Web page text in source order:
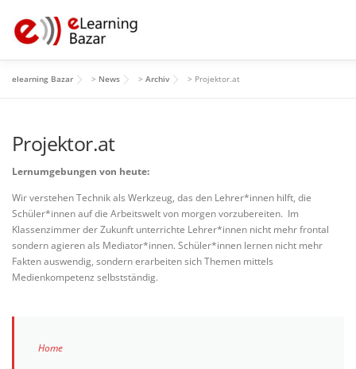
Inhalt
springen
elearning Bazar > News > Archiv > Projektor.at
Projektor.at
Lernumgebungen von heute:
Wir verstehen Technik als Werkzeug, das den Lehrer*innen hilft, die
Schüler*innen auf die Arbeitswelt von morgen vorzubereiten. Im
Klassenzimmer der Zukunft unterrichte Lehrer*innen nicht mehr frontal
sondern agieren als Mediator*innen. Schüler*innen lernen nicht mehr
Fakten auswendig, sondern erarbeiten sich Themen mittels
Medienkompetenz selbstständig.
Home